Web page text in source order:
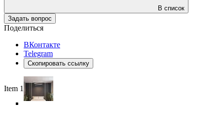
В список
Задать вопрос
Поделиться
ВКонтакте
Telegram
Скопировать ссылку
Item 1 of 6